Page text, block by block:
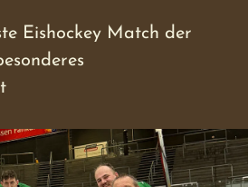
Eishockey Match der